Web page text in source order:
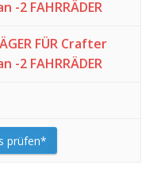
FÜR Crafter
-2 FAHRRÄDER
prüfen*